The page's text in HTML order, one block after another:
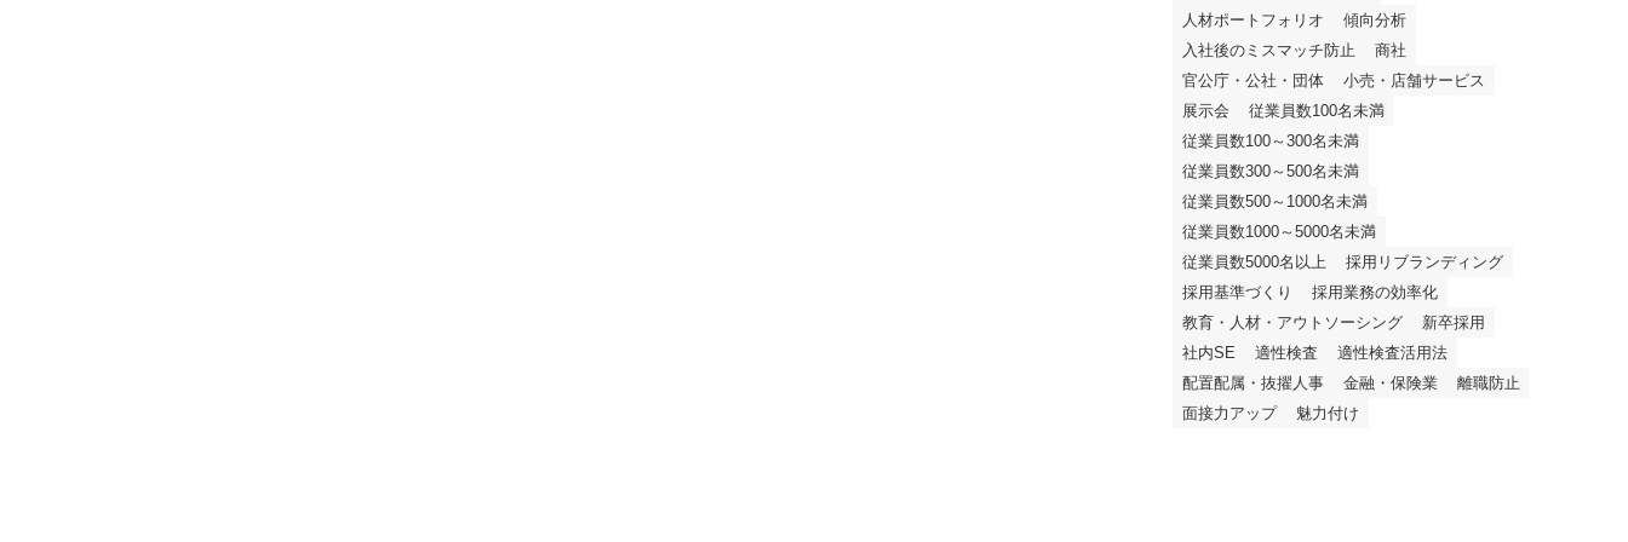
人材ポートフォリオ
傾向分析
入社後のミスマッチ防止
商社
官公庁・公社・団体
小売・店舗サービス
展示会
従業員数100名未満
従業員数100～300名未満
従業員数300～500名未満
従業員数500～1000名未満
従業員数1000～5000名未満
従業員数5000名以上
採用リブランディング
採用基準づくり
採用業務の効率化
教育・人材・アウトソーシング
新卒採用
社内SE
適性検査
適性検査活用法
配置配属・抜擢人事
金融・保険業
離職防止
面接力アップ
魅力付け